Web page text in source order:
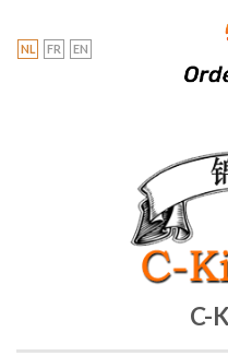
NL FR EN
C-